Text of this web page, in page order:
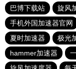
巴博下载站
旋风
手机外国加速器官网
夏时加速器
极光
hammer加速器